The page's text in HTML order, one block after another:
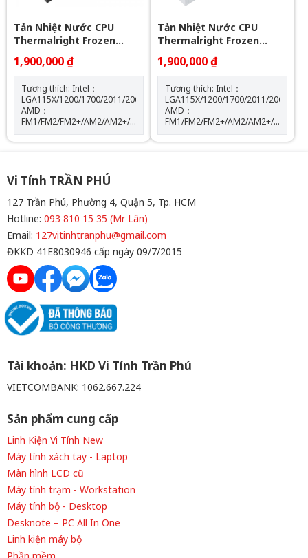
Tản Nhiệt Nước CPU
Thermalright Frozen
Notte 360 BLACK ARGB
1,900,000 ₫
Tương thích: Intel：
LGA115X/1200/1700/2011/2066
AMD：
FM1/FM2/FM2+/AM2/AM2+/AM3/AM3+/AM4/AM5
Kích thước máy bơm: W72
mm x D72 mm x H54 mm Tốc
Độ ồn của máy bơm: 28 dBA
Màu sắc: BLACK
Tản Nhiệt Nước CPU
Thermalright Frozen
Notte 360 WHITE ARGB
1,900,000 ₫
Tương thích: Intel：
LGA115X/1200/1700/2011/2066
AMD：
FM1/FM2/FM2+/AM2/AM2+/AM3/
Kích thước máy bơm: W72
mm x D72 mm x H54 mm Tốc
Vi Tính TRẦN PHÚ
127 Trần Phú, Phường 4, Quận 5, Tp. HCM
Hotline: 093 810 15 35 (Mr Lân)
Email: 127vitinhtranphu@gmail.com
ĐKKD 41E8030946 cấp ngày 09/7/2015
Tài khoản: HKD Vi Tính Trần Phú
VIETCOMBANK: 1062.667.224
Sản phẩm cung cấp
Linh Kiện Vi Tính New
Máy tính xách tay - Laptop
Màn hình LCD cũ
Máy tính trạm - Workstation
Máy tính bộ - Desktop
Desknote – PC All In One
Linh kiện máy bộ